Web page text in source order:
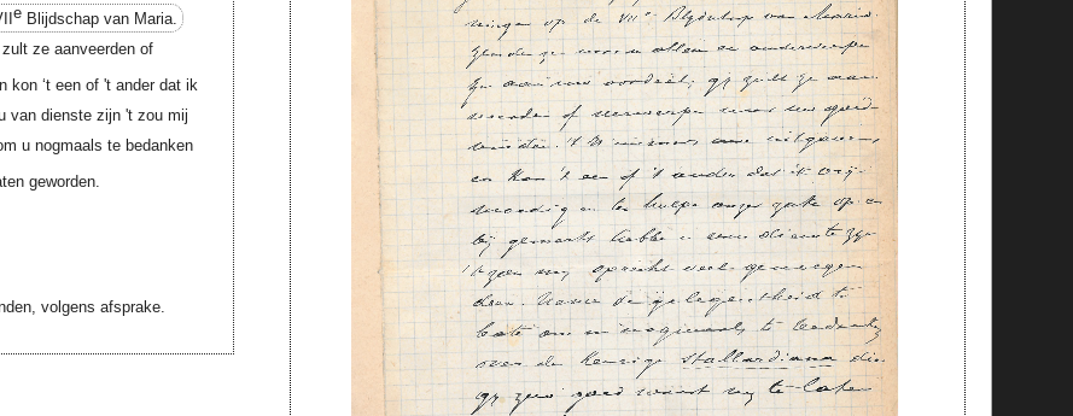
eBlijdschap van Maria.
ze aanveerden of
kon ‘t een of 't ander dat ik
van dienste zijn 't zou mij
u nogmaals te bedanken
geworden.
volgens afsprake.